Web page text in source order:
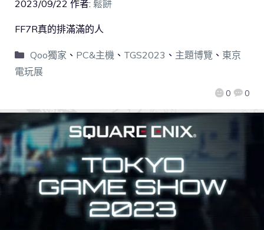
2023/09/22 作者: 鬆餅
0 0
FF7R真的排滿滿的人
Qoo獨家 、 PC&主機、 TGS2023 、 主題博覽 、 東京
電玩展